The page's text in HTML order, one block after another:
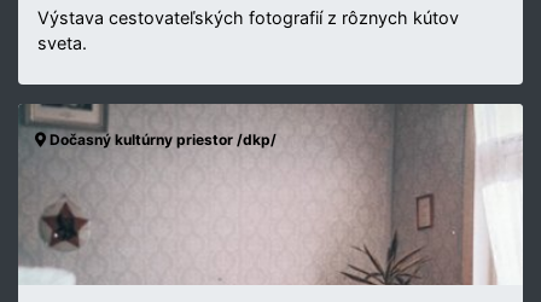
Výstava cestovateľských fotografií z rôznych kútov
sveta.
Dočasný kultúrny priestor /dkp/